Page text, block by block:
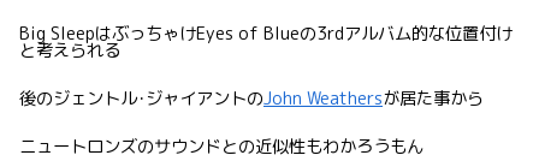
Big SleepはぶっちゃけEyes of Blueの3rdアルバム的な位置付け
と考えられる
後のジェントル･ジャイアントのJohn Weathersが居た事から
ニュートロンズのサウンドとの近似性もわかろうもん